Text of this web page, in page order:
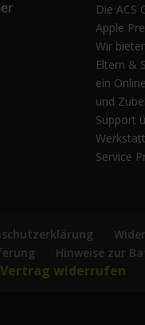
Die ACS
Apple
Wir
Eltern &
ein
und
Support
Service
Hinweise zur
Vertrag widerrufen